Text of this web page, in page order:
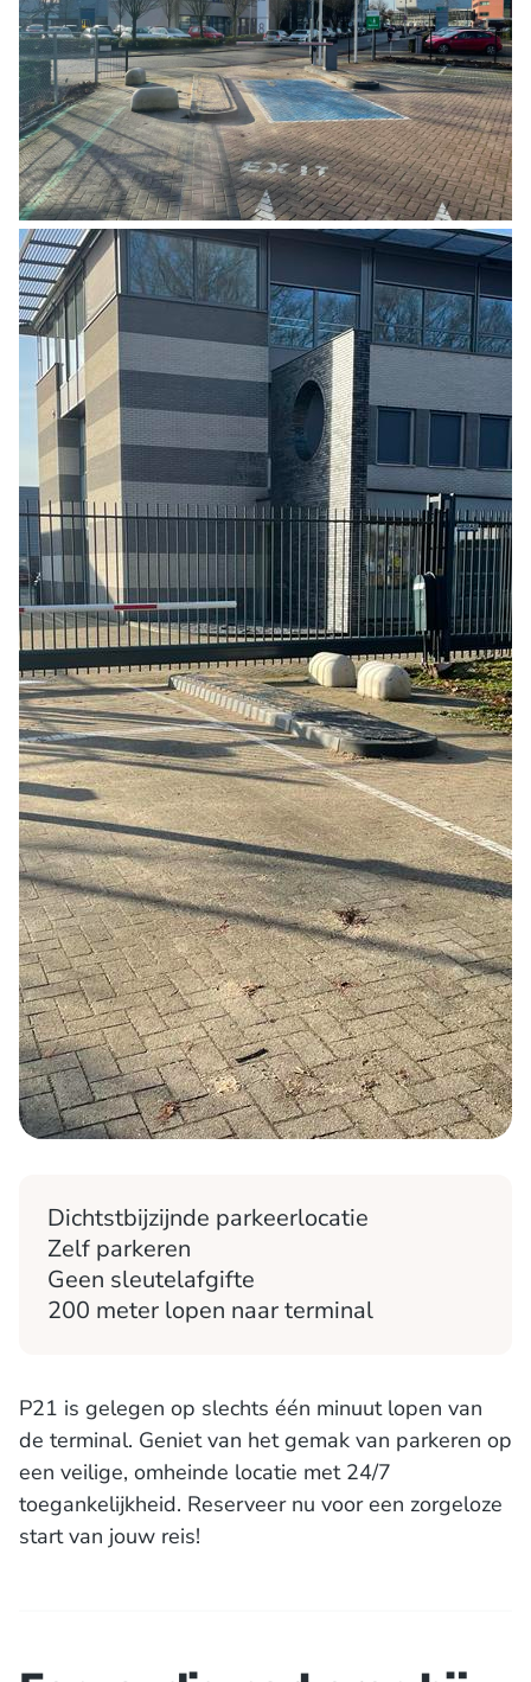
Dichtstbijzijnde parkeerlocatie
Zelf parkeren
Geen sleutelafgifte
200 meter lopen naar terminal
P21 is gelegen op slechts één minuut lopen van
de terminal. Geniet van het gemak van parkeren op
een veilige, omheinde locatie met 24/7
toegankelijkheid. Reserveer nu voor een zorgeloze
start van jouw reis!